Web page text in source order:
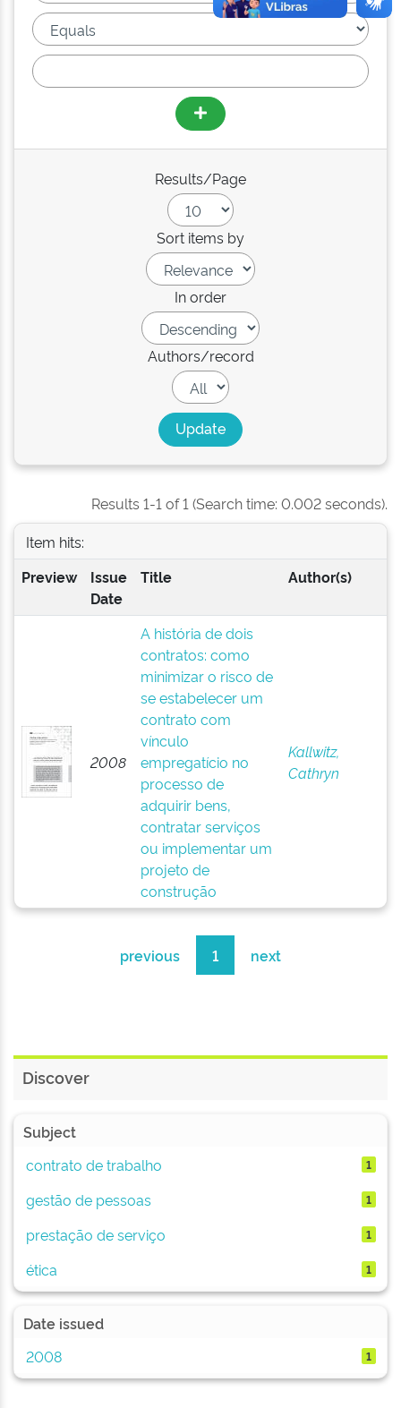
Results/Page
Sort items by
In order
Authors/record
Results 1-1 of 1 (Search time: 0.002 seconds).
Item hits:
Preview
Issue
Date
Title Author(s)
2008
A história de dois
contratos: como
minimizar o risco de
se estabelecer um
contrato com
vínculo
empregatício no
processo de
adquirir bens,
contratar serviços
ou implementar um
projeto de
construção
Kallwitz,
Cathryn
previous 1 next
Discover
Subject
contrato de trabalho
1
gestão de pessoas 1
prestação de serviço 1
ética 1
Date issued
2008
1